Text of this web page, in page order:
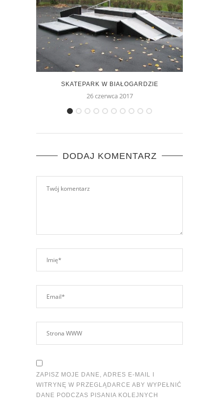
SKATEPARK W BIAŁOGARDZIE
26 czerwca 2017
DODAJ KOMENTARZ
ZAPISZ MOJE DANE, ADRES E-MAIL I
WITRYNĘ W PRZEGLĄDARCE ABY WYPEŁNIĆ
DANE PODCZAS PISANIA KOLEJNYCH